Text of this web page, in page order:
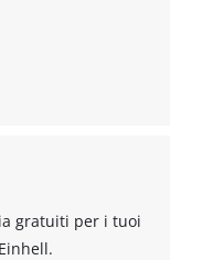
to add this content
Consent
gratuiti per i tuoi